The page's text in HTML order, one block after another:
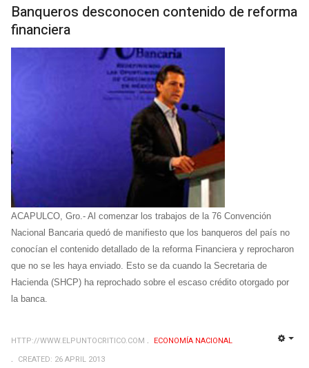
Banqueros desconocen contenido de reforma
financiera
ACAPULCO, Gro.- Al comenzar los trabajos de la 76 Convención
Nacional Bancaria quedó de manifiesto que los banqueros del país no
conocían el contenido detallado de la reforma Financiera y reprocharon
que no se les haya enviado. Esto se da cuando la Secretaria de
Hacienda (SHCP) ha reprochado sobre el escaso crédito otorgado por
la banca.
HTTP://WWW.ELPUNTOCRITICO.COM
ECONOMÍ­A NACIONAL
CREATED: 26 APRIL 2013